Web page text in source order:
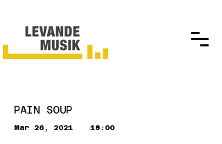
PAIN SOUP
Mar 26, 2021 18:00